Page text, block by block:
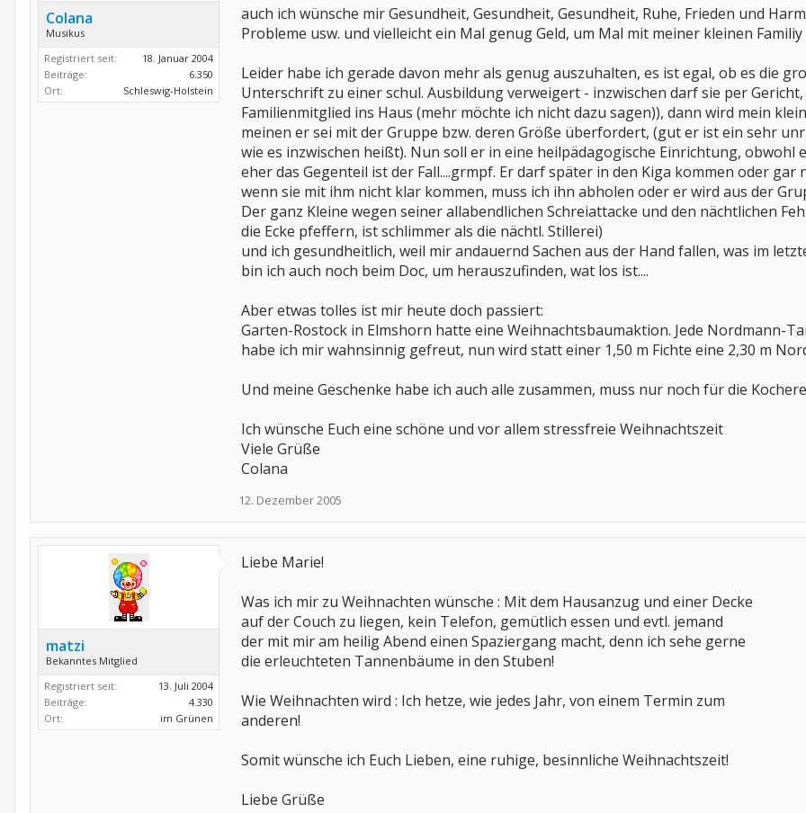
Colana
Musikus
Registriert seit:
18. Januar 2004
Beiträge:
6.350
Ort:
Schleswig-Holstein
auch ich wünsche mir Gesundheit, Gesundheit, Gesundheit, Ruhe, Frieden und
Probleme usw. und vielleicht ein Mal genug Geld, um Mal mit meiner kleinen
Leider habe ich gerade davon mehr als genug auszuhalten, es ist egal, ob es die
Unterschrift zu einer schul. Ausbildung verweigert - inzwischen darf sie per
Familienmitglied ins Haus (mehr möchte ich nicht dazu sagen)), dann wird mein
meinen er sei mit der Gruppe bzw. deren Größe überfordert, (gut er ist ein sehr
wie es inzwischen heißt). Nun soll er in eine heilpädagogische Einrichtung,
eher das Gegenteil ist der Fall....grmpf. Er darf später in den Kiga kommen oder
wenn sie mit ihm nicht klar kommen, muss ich ihn abholen oder er wird aus der
Der ganz Kleine wegen seiner allabendlichen Schreiattacke und den nächtlichen
die Ecke pfeffern, ist schlimmer als die nächtl. Stillerei)
und ich gesundheitlich, weil mir andauernd Sachen aus der Hand fallen, was im
bin ich auch noch beim Doc, um herauszufinden, wat los ist....
Aber etwas tolles ist mir heute doch passiert:
Garten-Rostock in Elmshorn hatte eine Weihnachtsbaumaktion. Jede Nordmann-
habe ich mir wahnsinnig gefreut, nun wird statt einer 1,50 m Fichte eine 2,30 m
Und meine Geschenke habe ich auch alle zusammen, muss nur noch für die
Ich wünsche Euch eine schöne und vor allem stressfreie Weihnachtszeit
Viele Grüße
Colana
12. Dezember 2005
matzi
Bekanntes Mitglied
Registriert seit:
13. Juli 2004
Beiträge:
4.330
Ort:
im Grünen
Liebe Marie!
Was ich mir zu Weihnachten wünsche : Mit dem Hausanzug und einer Decke
auf der Couch zu liegen, kein Telefon, gemütlich essen und evtl. jemand
der mit mir am heilig Abend einen Spaziergang macht, denn ich sehe gerne
die erleuchteten Tannenbäume in den Stuben!
Wie Weihnachten wird : Ich hetze, wie jedes Jahr, von einem Termin zum
anderen!
Somit wünsche ich Euch Lieben, eine ruhige, besinnliche Weihnachtszeit!
Liebe Grüße